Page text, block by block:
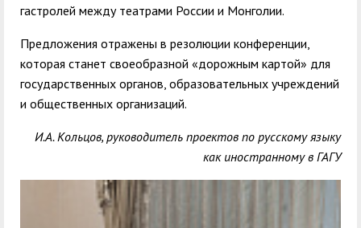
гастролей между театрами России и Монголии.
Предложения отражены в резолюции конференции,
которая станет своеобразной «дорожным картой» для
государственных органов, образовательных учреждений
и общественных организаций.
И.А. Кольцов, руководитель проектов по русскому языку
как иностранному в ГАГУ